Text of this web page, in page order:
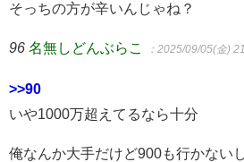
そっちの方が辛いんじゃね？
96 名無しどんぶらこ ：2025/09/05(金)
>>90
いや1000万超えてるなら十分
俺なんか大手だけど900も行かない